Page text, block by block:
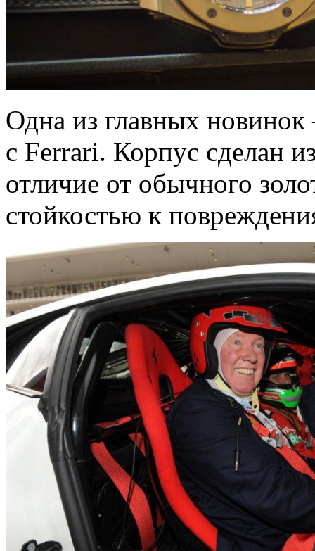
Одна из главных
с Ferrari. Корпус сделан
отличие от обычного
стойкостью к